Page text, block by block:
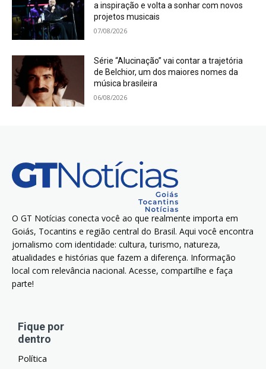
a inspiração e volta a sonhar com novos
projetos musicais
07/08/2026
Série “Alucinação” vai contar a trajetória
de Belchior, um dos maiores nomes da
música brasileira
06/08/2026
O GT Notícias conecta você ao que realmente importa em
Goiás, Tocantins e região central do Brasil. Aqui você encontra
jornalismo com identidade: cultura, turismo, natureza,
atualidades e histórias que fazem a diferença. Informação
local com relevância nacional. Acesse, compartilhe e faça
parte!
Fique por
dentro
Política